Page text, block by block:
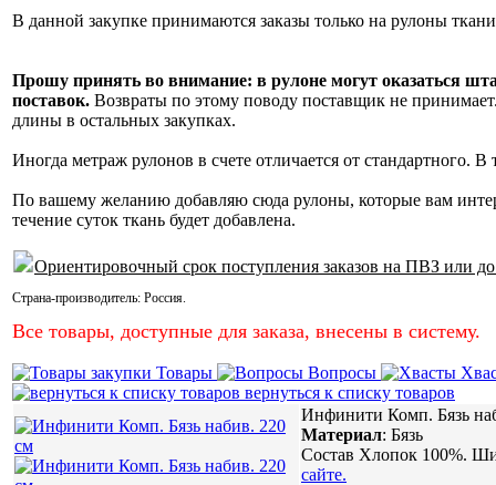
В данной закупке принимаются заказы только на рулоны
Прошу принять во внимание: в рулоне могут оказаться
поставок. Возвраты по этому поводу поставщик не
длины в остальных закупках.
Иногда метраж рулонов в счете отличается от стандартного.
По вашему желанию добавляю сюда рулоны, которые вам
течение суток ткань будет добавлена.
Ориентировочный срок поступления заказов на ПВЗ или
Страна-производитель: Россия.
Все товары, доступные для заказа, внесены в систему.
Товары Вопросы
вернуться к списку товаров
Инфинити Комп. Бязь
Материал: Бязь
Состав Хлопок 100%.
сайте.